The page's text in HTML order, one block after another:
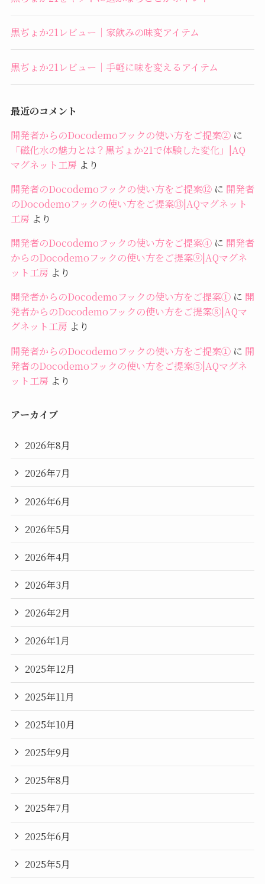
黒ぢょか21レビュー｜家飲みの味変アイテム
黒ぢょか21レビュー｜手軽に味を変えるアイテム
最近のコメント
開発者からのDocodemoフックの使い方をご提案②に
「磁化水の魅力とは？黒ぢょか21で体験した変化」|AQ
マグネット工房 より
開発者のDocodemoフックの使い方をご提案⑫に 開発者
のDocodemoフックの使い方をご提案⑬|AQマグネット
工房 より
開発者のDocodemoフックの使い方をご提案④に 開発者
からのDocodemoフックの使い方をご提案⑨|AQマグネ
ット工房 より
開発者からのDocodemoフックの使い方をご提案①に 開
発者からのDocodemoフックの使い方をご提案⑧|AQマ
グネット工房 より
開発者からのDocodemoフックの使い方をご提案①に 開
発者のDocodemoフックの使い方をご提案⑤|AQマグネ
ット工房 より
アーカイブ
2026年8月
2026年7月
2026年6月
2026年5月
2026年4月
2026年3月
2026年2月
2026年1月
2025年12月
2025年11月
2025年10月
2025年9月
2025年8月
2025年7月
2025年6月
2025年5月